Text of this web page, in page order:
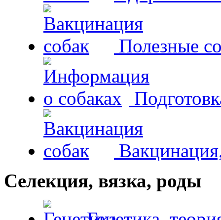
Полезные
Селекция, вязка, роды